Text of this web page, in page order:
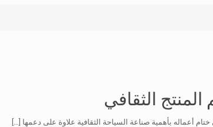
الثقافي
أعماله بأهمية صناعة السياحة الثقافية علاوة على دعمها […]